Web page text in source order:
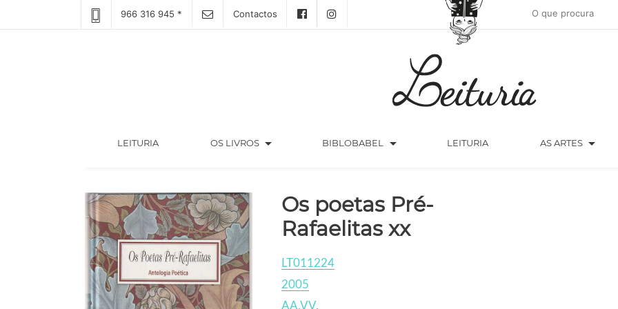
966 316 945 * Contactos
LEITURIA(CURRENT) OS LIVROS arrow_drop_down BIBLOBABEL arrow_drop_down LEITURIA AS ARTES arrow_drop_down
Os poetas Pré-
Rafaelitas xx
LT011224
2005
AA.VV.